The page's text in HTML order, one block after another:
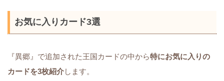
お気に入りカード3選
『異郷』で追加された王国カードの中から特にお気に入りの
カードを3枚紹介します。